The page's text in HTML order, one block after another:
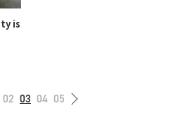
is
02 03 04 05